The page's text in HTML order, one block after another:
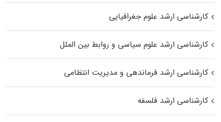
کارشناسی ارشد علوم جغرافیایی
کارشناسی ارشد علوم سیاسی و روابط بین الملل
کارشناسی ارشد فرماندهی و مدیریت انتظامی
کارشناسی ارشد فلسفه